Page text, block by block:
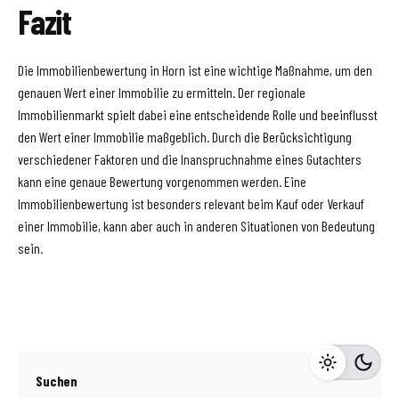
Fazit
Die Immobilienbewertung in Horn ist eine wichtige Maßnahme, um den
genauen Wert einer Immobilie zu ermitteln. Der regionale
Immobilienmarkt spielt dabei eine entscheidende Rolle und beeinflusst
den Wert einer Immobilie maßgeblich. Durch die Berücksichtigung
verschiedener Faktoren und die Inanspruchnahme eines Gutachters
kann eine genaue Bewertung vorgenommen werden. Eine
Immobilienbewertung ist besonders relevant beim Kauf oder Verkauf
einer Immobilie, kann aber auch in anderen Situationen von Bedeutung
sein.
Suchen